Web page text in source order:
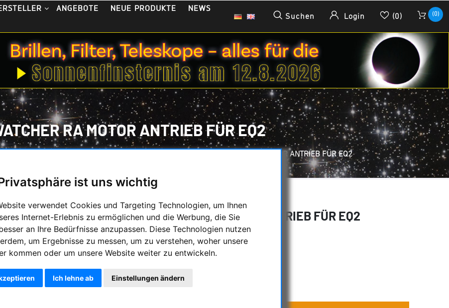
ist uns wichtig
verwendet Cookies und Targeting Technologien, um Ihnen
Internet-Erlebnis zu ermöglichen und die Werbung, die Sie
an Ihre Bedürfnisse anzupassen. Diese Technologien nutzen
um Ergebnisse zu messen, um zu verstehen, woher unsere
kommen oder um unsere Website weiter zu entwickeln.
Ich lehne ab Einstellungen ändern
ANGEBOTE NEUE PRODUKTE
NEWS
Suchen Login (0) (0)
RA MOTOR ANTRIEB FÜR EQ2
SKYWATCHER RA MOTOR ANTRIEB FÜR EQ2
SKYWATCHER RA MOTOR ANTRIEB FÜR EQ2
SKYWATCHER RA MOTOR ANTRIEB FÜR EQ2
Artikelzustand: Neu und Originalverpackt